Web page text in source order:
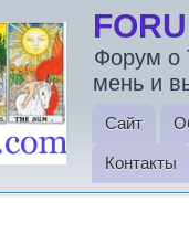
Форум о
мень и
Сайт
Контакты